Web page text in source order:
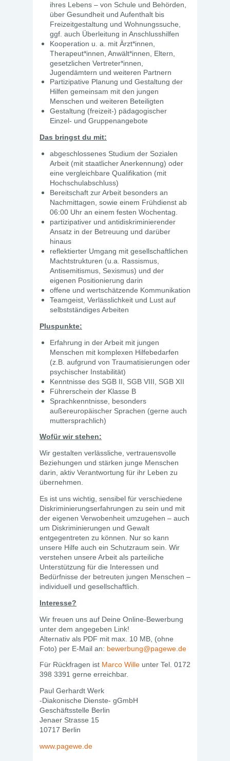
ihres Lebens – von Schule und Behörden,
über Gesundheit und Aufenthalt bis
Freizeitgestaltung und Wohnungssuche,
ggf. auch Überleitung in Anschlusshilfen
Kooperation u. a. mit Ärzt*innen,
Therapeut*innen, Anwält*innen, Eltern,
gesetzlichen Vertreter*innen,
Jugendämtern und weiteren Partnern
Partizipative Planung und Gestaltung der
Hilfen gemeinsam mit den jungen
Menschen und weiteren Beteiligten
Gestaltung (freizeit-) pädagogischer
Einzel- und Gruppenangebote
Das bringst du mit:
abgeschlossenes Studium der Sozialen
Arbeit (mit staatlicher Anerkennung) oder
eine vergleichbare Qualifikation (mit
Hochschulabschluss)
Bereitschaft zur Arbeit besonders an
Nachmittagen, sowie einem Frühdienst ab
06:00 Uhr an einem festen Wochentag.
partizipativer und antidiskriminierender
Ansatz in der Betreuung und darüber
hinaus
reflektierter Umgang mit gesellschaftlichen
Machtstrukturen (u.a. Rassismus,
Antisemitismus, Sexismus) und der
eigenen Positionierung darin
offene und wertschätzende Kommunikation
Teamgeist, Verlässlichkeit und Lust auf
selbstständiges Arbeiten
Pluspunkte:
Erfahrung in der Arbeit mit jungen
Menschen mit komplexen Hilfebedarfen
(z.B. aufgrund von Traumatisierungen oder
psychischer Instabilität)
Kenntnisse des SGB II, SGB VIII, SGB XII
Führerschein der Klasse B
Sprachkenntnisse, besonders
außereuropäischer Sprachen (gerne auch
muttersprachlich)
Wofür wir stehen:
Wir gestalten verlässliche, vertrauensvolle
Beziehungen und stärken junge Menschen
darin, aktiv Verantwortung für ihr Leben zu
übernehmen.
Es ist uns wichtig, sensibel für verschiedene
Diskriminierungserfahrungen zu sein und mit
der eigenen Verwobenheit umzugehen – auch
um Diskriminierungen und Gewalt
entgegentreten zu können. Nur so kann
unsere Hilfe auch ein Schutzraum sein. Wir
verstehen unsere Arbeit als parteiliche
Unterstützung für die Interessen und
Bedürfnisse der betreuten jungen Menschen –
individuell und gesellschaftlich.
Interesse?
Wir freuen uns auf Deine Online-Bewerbung
unter dem angegeben Link!
Alternativ als PDF mit max. 10 MB, (ohne
Foto) per E-Mail an: bewerbung@pagewe.de
Für Rückfragen ist Marco Wille unter Tel. 0172
398 3391 gerne erreichbar.
Paul Gerhardt Werk
-Diakonische Dienste- gGmbH
Geschäftsstelle Berlin
Jenaer Strasse 15
10717 Berlin
www.pagewe.de